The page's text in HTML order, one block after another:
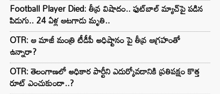
Football Player Died: తీవ్ర విషాదం.. ఫుట్‌బాల్ మ్యాచ్‌పై పడిన
పిడుగు.. 24 ఏళ్ల ఆటగాడు మృతి..
OTR: ఆ మాజీ మంత్రి టీడీపీ అధిష్టానం పై తీవ్ర ఆగ్రహంతో
ఉన్నారా?
OTR: తెలంగాణలో అధికార పార్టీని ఎదుర్కోవడానికి ప్రతిపక్షం కొత్త
రూట్‌ ఎంచుకుందా..?